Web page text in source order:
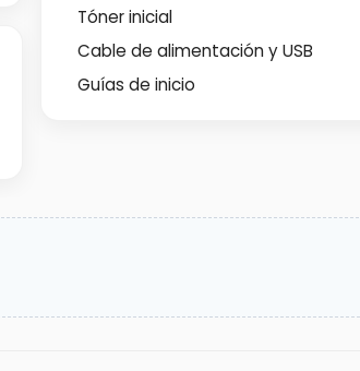
Tóner inicial
Cable de alimentación y USB
Guías de inicio